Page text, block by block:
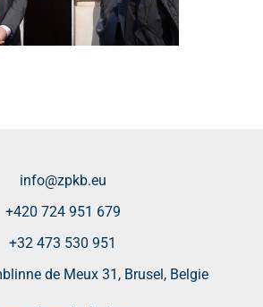
info@zpkb.eu
+420 724 951 679
+32 473 530 951
de Meux 31, Brusel, Belgie